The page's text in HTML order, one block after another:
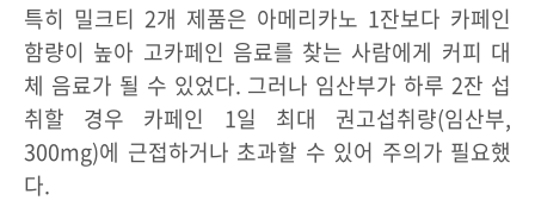
특히 밀크티 2개 제품은 아메리카노 1잔보다 카페인
함량이 높아 고카페인 음료를 찾는 사람에게 커피 대
체 음료가 될 수 있었다. 그러나 임산부가 하루 2잔 섭
취할 경우 카페인 1일 최대 권고섭취량(임산부,
300mg)에 근접하거나 초과할 수 있어 주의가 필요했
다.